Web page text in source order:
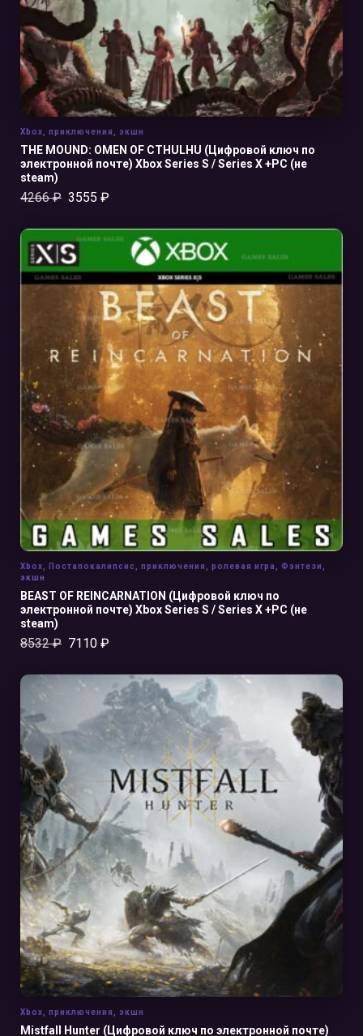
THE MOUND: OMEN OF CTHULHU (Цифровой ключ по
электронной почте) Xbox Series S / Series X +PC (не
steam)
4266₽ 3555 ₽
Xbox приключения экшн
В КОРЗИНУ
BEAST OF REINCARNATION (Цифровой ключ по
электронной почте) Xbox Series S / Series X +PC (не
steam)
8532₽ 7110 ₽
Xbox Постапокалипсис приключения ролевая игра Фэнтези
экшн
В КОРЗИНУ
Mistfall Hunter (Цифровой ключ по электронной почте)
Xbox приключения экшн